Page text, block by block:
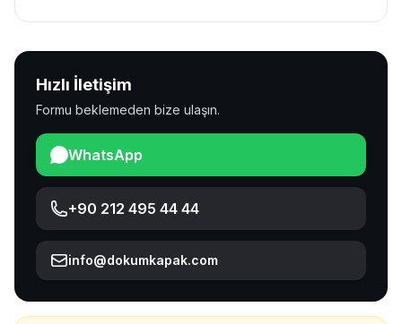
Hızlı İletişim
Formu beklemeden bize ulaşın.
WhatsApp
+90 212 495 44 44
info@dokumkapak.com